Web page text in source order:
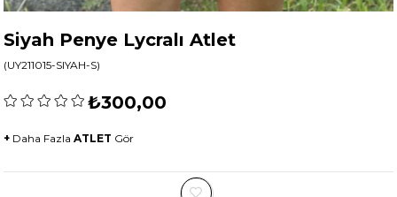
Siyah Penye Lycralı Atlet
(UY211015-SIYAH-S)
₺300,00
+ Daha FazlaATLET Gör